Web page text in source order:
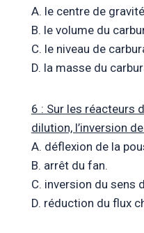
A. le centre de
B. le volume du
C. le niveau de
D. la masse du
6 : Sur les réacteurs
dilution, l’inversion
A. déflexion de la
B. arrêt du fan.
C. inversion du sens
D. réduction du flux